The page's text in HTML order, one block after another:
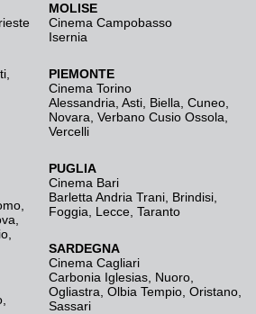
MOLISE
Cinema Campobasso
Isernia
PIEMONTE
Cinema Torino
Alessandria Asti Biella Cuneo
Novara Verbano Cusio Ossola
Vercelli
PUGLIA
Cinema Bari
Barletta Andria Trani Brindisi
Foggia
Lecce Taranto
SARDEGNA
Cinema Cagliari
Carbonia Iglesias Nuoro
Ogliastra Olbia Tempio Oristano
Sassari